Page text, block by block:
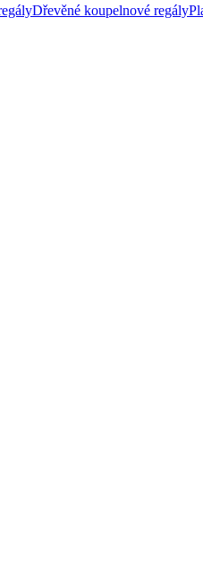
Dřevěné koupelnové regály